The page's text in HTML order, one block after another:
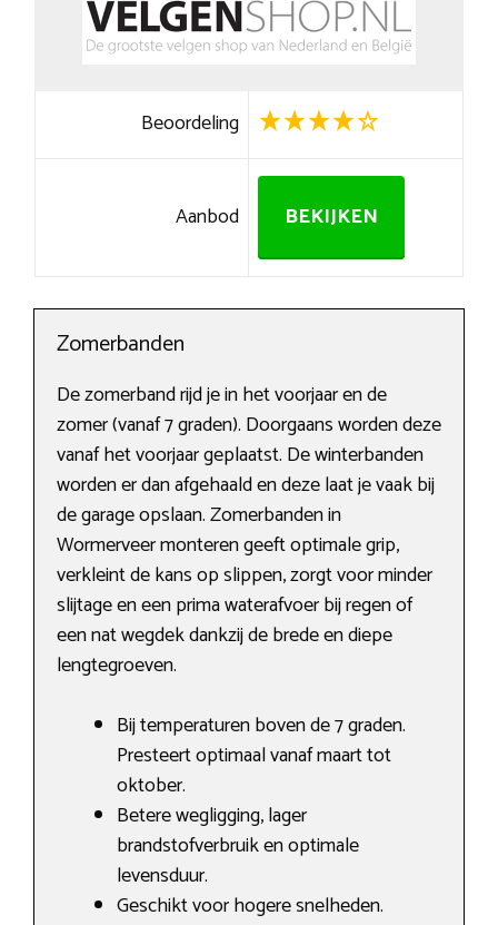
Beoordeling
Aanbod BEKIJKEN
Zomerbanden
De zomerband rijd je in het voorjaar en de
zomer (vanaf 7 graden). Doorgaans worden deze
vanaf het voorjaar geplaatst. De winterbanden
worden er dan afgehaald en deze laat je vaak bij
de garage opslaan. Zomerbanden in
Wormerveer monteren geeft optimale grip,
verkleint de kans op slippen, zorgt voor minder
slijtage en een prima waterafvoer bij regen of
een nat wegdek dankzij de brede en diepe
lengtegroeven.
Bij temperaturen boven de 7 graden.
Presteert optimaal vanaf maart tot
oktober.
Betere wegligging, lager
brandstofverbruik en optimale
levensduur.
Geschikt voor hogere snelheden.